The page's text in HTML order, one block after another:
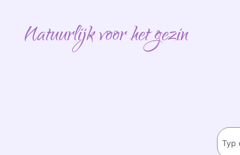
Natuurlijk voor het gezin
Zoeken